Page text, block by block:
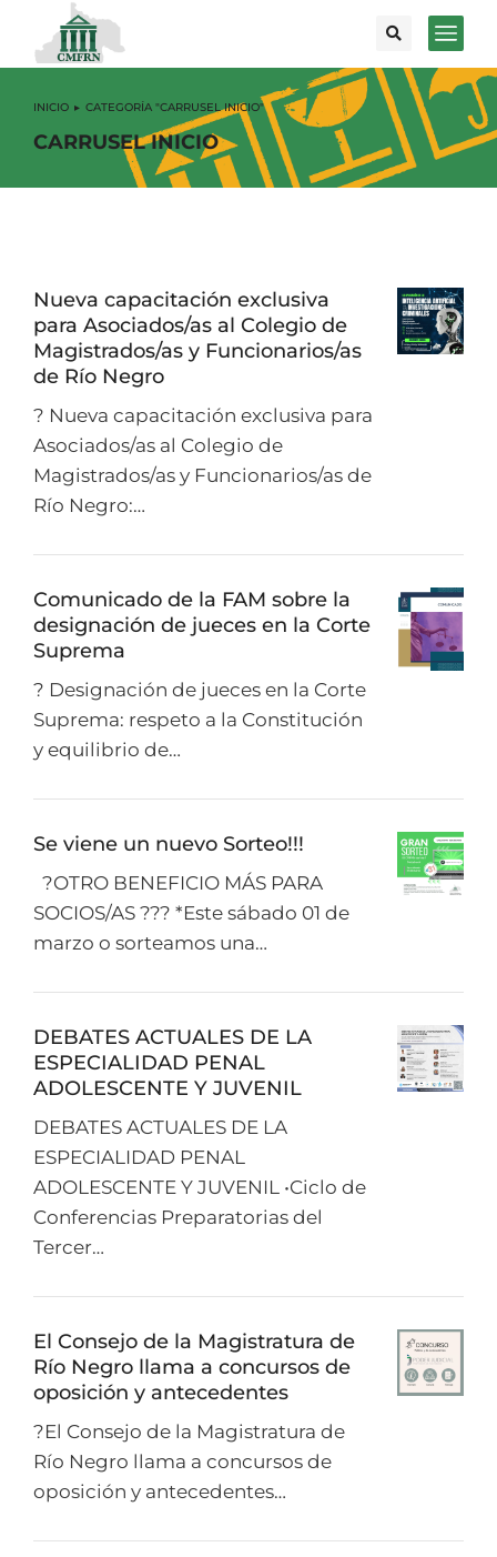
Estás aquí:
INICIO CATEGORÍA "CARRUSEL INICIO"
CARRUSEL INICIO
Nueva capacitación exclusiva
para Asociados/as al Colegio de
Magistrados/as y Funcionarios/as
de Río Negro
? Nueva capacitación exclusiva para
Asociados/as al Colegio de
Magistrados/as y Funcionarios/as de
Río Negro:…
Comunicado de la FAM sobre la
designación de jueces en la Corte
Suprema
? Designación de jueces en la Corte
Suprema: respeto a la Constitución
y equilibrio de…
Se viene un nuevo Sorteo!!!
?OTRO BENEFICIO MÁS PARA
SOCIOS/AS ??? *Este sábado 01 de
marzo o sorteamos una…
DEBATES ACTUALES DE LA
ESPECIALIDAD PENAL
ADOLESCENTE Y JUVENIL
DEBATES ACTUALES DE LA
ESPECIALIDAD PENAL
ADOLESCENTE Y JUVENIL •Ciclo de
Conferencias Preparatorias del
Tercer…
El Consejo de la Magistratura de
Río Negro llama a concursos de
oposición y antecedentes
?El Consejo de la Magistratura de
Río Negro llama a concursos de
oposición y antecedentes…